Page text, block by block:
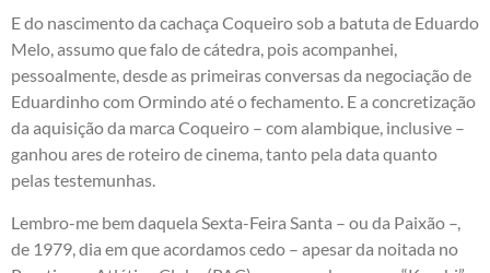
E do nascimento da cachaça Coqueiro sob a batuta de Eduardo
Melo, assumo que falo de cátedra, pois acompanhei,
pessoalmente, desde as primeiras conversas da negociação de
Eduardinho com Ormindo até o fechamento. E a concretização
da aquisição da marca Coqueiro – com alambique, inclusive –
ganhou ares de roteiro de cinema, tanto pela data quanto
pelas testemunhas.
Lembro-me bem daquela Sexta-Feira Santa – ou da Paixão –,
de 1979, dia em que acordamos cedo – apesar da noitada no